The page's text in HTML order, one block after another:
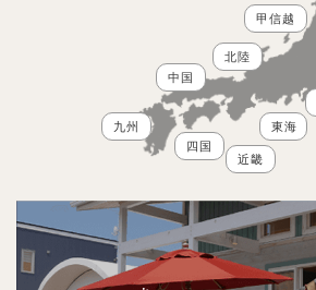
甲信越
北陸
東海
近畿
中国
四国
九州